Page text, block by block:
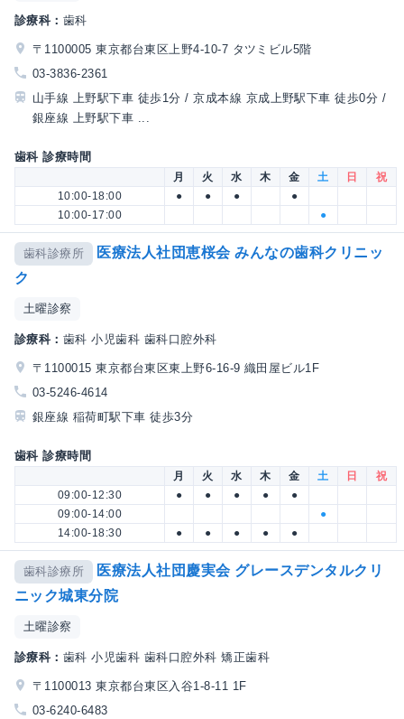
診療科： 歯科
〒1100005 東京都台東区上野4-10-7 タツミビル5階
03-3836-2361
山手線 上野駅下車 徒歩1分 / 京成本線 京成上野駅下車 徒歩0分 /
銀座線 上野駅下車 ...
歯科 診療時間
月 火 水 木 金 土 日
祝
10:00-18:00
● ● ●
●
10:00-17:00
●
歯科診療所
医療法人社団恵桜会 みんなの歯科クリニッ
ク
土曜診察
診療科： 歯科 小児歯科 歯科口腔外科
〒1100015 東京都台東区東上野6-16-9 織田屋ビル1F
03-5246-4614
銀座線 稲荷町駅下車 徒歩3分
歯科 診療時間
月 火 水 木 金 土 日
祝
09:00-12:30
● ● ● ●
●
09:00-14:00
●
14:00-18:30
● ● ● ● ●
歯科診療所
医療法人社団慶実会 グレースデンタルクリ
ニック城東分院
土曜診察
診療科： 歯科 小児歯科 歯科口腔外科 矯正歯科
〒1100013 東京都台東区入谷1-8-11 1F
03-6240-6483